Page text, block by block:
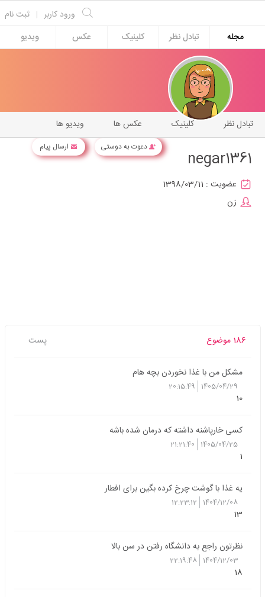
ثبت نام | ورود کاربر
مجله
تبادل نظر کلینیک عکس ویدیو
دعوت به دوستی ارسال پیام
ویدیو ها عکس ها کلینیک تبادل نظر
negar1361
عضویت : 1398/03/11
زن
186 موضوع پست
مشکل من با غذا نخوردن بچه هام
1405/04/29
20:15:49
10
کسی خارپاشنه داشته که درمان شده باشه
1405/04/25
21:21:40
1
یه غذا با گوشت چرخ کرده بگین برای افطار
1404/12/08
12:23:12
13
نظرتون راجع به دانشگاه رفتن در سن بالا
1404/12/03
22:19:48
18